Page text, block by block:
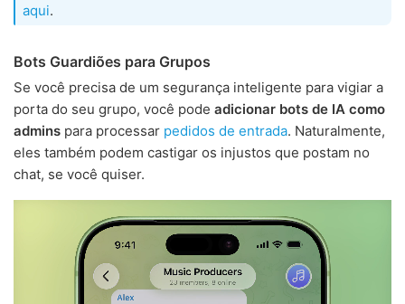
aqui.
Bots Guardiões para Grupos
Se você precisa de um segurança inteligente para vigiar a
porta do seu grupo, você pode adicionar bots de IA como
admins para processar pedidos de entrada. Naturalmente,
eles também podem castigar os injustos que postam no
chat, se você quiser.